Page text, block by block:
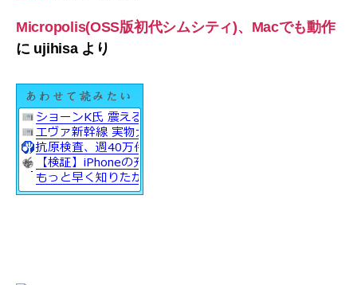
Micropolis(OSS版初代シムシティ)、Macでも動作
に ujihisaより